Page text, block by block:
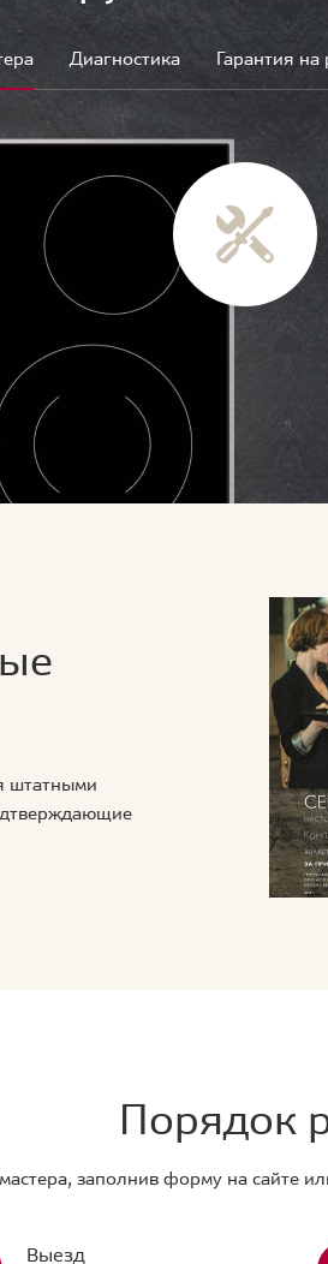
Диагностика Гарантия на
штатными
Порядок
заполнив форму на сайте
Выезд